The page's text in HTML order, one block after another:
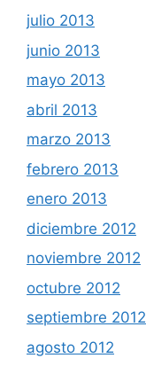
julio 2013
junio 2013
mayo 2013
abril 2013
marzo 2013
febrero 2013
enero 2013
diciembre 2012
noviembre 2012
octubre 2012
septiembre 2012
agosto 2012